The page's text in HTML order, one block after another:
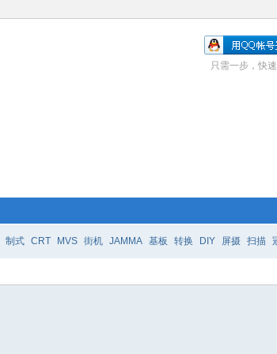
只需一步，快
制式 CRT MVS 街机 JAMMA 基板 转换 DIY 屏摄 扫描